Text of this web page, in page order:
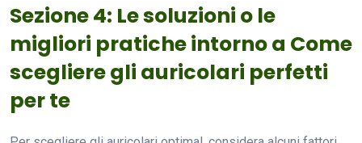
Sezione 4: Le soluzioni o le
migliori pratiche intorno a Come
scegliere gli auricolari perfetti
per te